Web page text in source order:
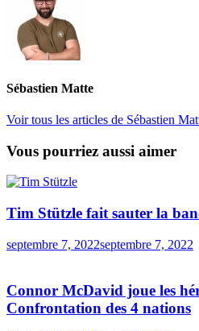
Sébastien Matte
Voir tous les articles de Sébastien
Vous pourriez aussi aimer
Tim Stützle fait sauter la
septembre 7, 2022septembre 7, 2022
Connor McDavid joue les
Confrontation des 4 nations